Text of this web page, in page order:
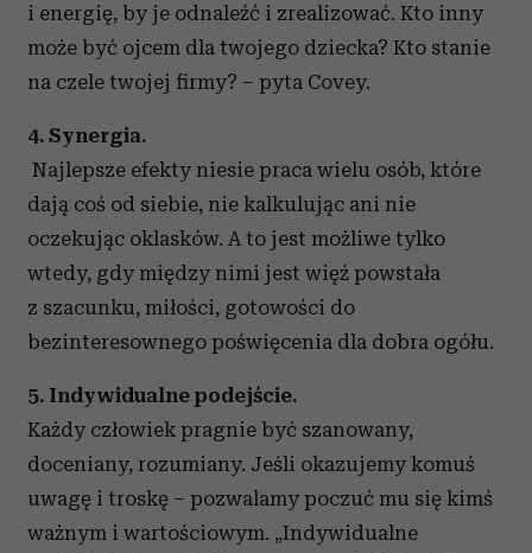
i energię, by je odnaleźć i zrealizować. Kto inny
może być ojcem dla twojego dziecka? Kto stanie
na czele twojej firmy? – pyta Covey.
4. Synergia.
Najlepsze efekty niesie praca wielu osób, które
dają coś od siebie, nie kalkulując ani nie
oczekując oklasków. A to jest możliwe tylko
wtedy, gdy między nimi jest więź powstała
z szacunku, miłości, gotowości do
bezinteresownego poświęcenia dla dobra ogółu.
5. Indywidualne podejście.
Każdy człowiek pragnie być szanowany,
doceniany, rozumiany. Jeśli okazujemy komuś
uwagę i troskę – pozwalamy poczuć mu się kimś
ważnym i wartościowym. „Indywidualne